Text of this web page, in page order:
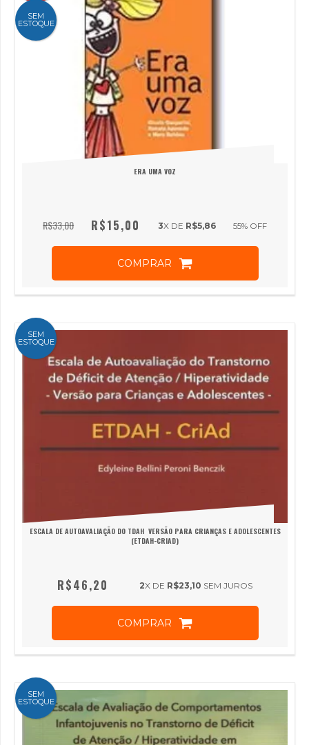
SEM
ESTOQUE
ERA UMA VOZ
R$33,00 55% OFF
R$15,00 3X DE R$5,86
COMPRAR
SEM
ESTOQUE
ESCALA DE AUTOAVALIAÇÃO DO TDAH  VERSÃO PARA CRIANÇAS E ADOLESCENTES
(ETDAH-CRIAD)
R$46,20 2X DE R$23,10 SEM JUROS
COMPRAR
SEM
ESTOQUE